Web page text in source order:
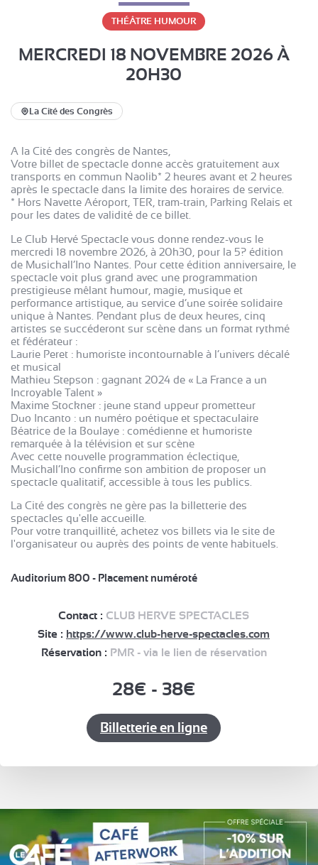
THÉÂTRE HUMOUR
MERCREDI 18 NOVEMBRE 2026 À
20H30
La Cité des Congrès
A la Cité des congrès de Nantes,
Votre billet de spectacle donne accès gratuitement aux
transports en commun Naolib* 2 heures avant et 2 heures
après le spectacle dans la limite des horaires de service.
* Hors Navette Aéroport, TER, tram-train, Parking Relais et
pour les dates de validité de ce billet.
Le Club Hervé Spectacle vous donne rendez-vous le
mercredi 18 novembre 2026, à 20h30, pour la 5? édition
de Musichall’Ino Nantes. Pour cette édition anniversaire, le
spectacle voit plus grand avec une programmation
prestigieuse mêlant humour, magie, musique et
performance artistique, au service d’une soirée solidaire
unique à Nantes. Pendant plus de deux heures, cinq
artistes se succéderont sur scène dans un format rythmé
et fédérateur :
Laurie Peret : humoriste incontournable à l’univers décalé
et musical
Mathieu Stepson : gagnant 2024 de « La France a un
Incroyable Talent »
Maxime Stockner : jeune stand uppeur prometteur
Duo Incanto : un numéro poétique et spectaculaire
Béatrice de la Boulaye : comédienne et humoriste
remarquée à la télévision et sur scène
Avec cette nouvelle programmation éclectique,
Musichall’Ino confirme son ambition de proposer un
spectacle qualitatif, accessible à tous les publics.
La Cité des congrès ne gère pas la billetterie des
spectacles qu'elle accueille.
Pour votre tranquillité, achetez vos billets via le site de
l'organisateur ou auprès des points de vente habituels.
Auditorium 800 - Placement numéroté
Contact : CLUB HERVE SPECTACLES
Site : https://www.club-herve-spectacles.com
Réservation : PMR - via le lien de réservation
28€ - 38€
Billetterie en ligne